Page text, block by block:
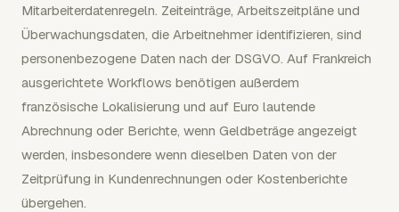
Mitarbeiterdatenregeln. Zeiteinträge, Arbeitszeitpläne und
Überwachungsdaten, die Arbeitnehmer identifizieren, sind
personenbezogene Daten nach der DSGVO. Auf Frankreich
ausgerichtete Workflows benötigen außerdem
französische Lokalisierung und auf Euro lautende
Abrechnung oder Berichte, wenn Geldbeträge angezeigt
werden, insbesondere wenn dieselben Daten von der
Zeitprüfung in Kundenrechnungen oder Kostenberichte
übergehen.